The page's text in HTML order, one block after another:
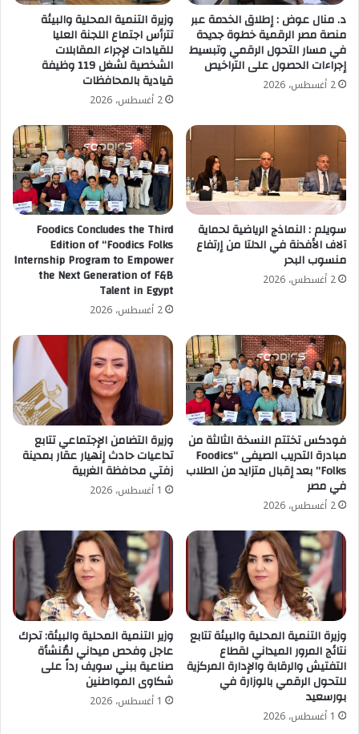
د. منال عوض : إطلاق الخدمة عبر
منصة مصر الرقمية خطوة جديدة
في مسار التحول الرقمي وتبسيط
إجراءات الحصول على التراخيص
2 أغسطس، 2026
وزيرة التنمية المحلية والبيئة
تترأس اجتماع اللجنة العليا
للقيادات لإجراء المقابلات
الشخصية لشغل 119 وظيفة
قيادية بالمحافظات
2 أغسطس، 2026
سويلم : النماذج الرياضية لحماية
آلاف الأفدنة في الدلتا من إرتفاع
منسوب البحر
2 أغسطس، 2026
Foodics Concludes the Third
Edition of “Foodics Folks
Internship Program to Empower
the Next Generation of F&B
Talent in Egypt
2 أغسطس، 2026
فودكس تختتم النسخة الثالثة من
مبادرة التدريب الصيفى “Foodics
Folks” بعد إقبال متزايد من الطلاب
في مصر
2 أغسطس، 2026
وزيرة التضامن الإجتماعي تتابع
تداعيات حادث إنهيار عقار بمدينة
زفتي محافظة الغربية
1 أغسطس، 2026
وزيرة التنمية المحلية والبيئة تتابع
نتائج المرور الميداني لقطاع
التفتيش والرقابة والإدارة المركزية
للتحول الرقمي بالوزارة في
بورسعيد
1 أغسطس، 2026
وزير التنمية المحلية والبيئة: تحرك
عاجل وفحص ميداني لمُنشأة
صناعية ببني سويف رداً على
شكاوى المواطنين
1 أغسطس، 2026